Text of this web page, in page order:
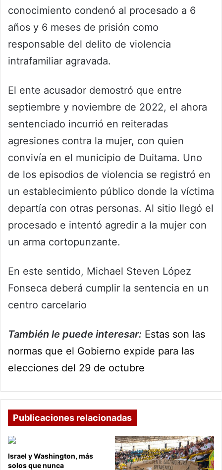
conocimiento condenó al procesado a 6
años y 6 meses de prisión como
responsable del delito de violencia
intrafamiliar agravada.
El ente acusador demostró que entre
septiembre y noviembre de 2022, el ahora
sentenciado incurrió en reiteradas
agresiones contra la mujer, con quien
convivía en el municipio de Duitama. Uno
de los episodios de violencia se registró en
un establecimiento público donde la víctima
departía con otras personas. Al sitio llegó el
procesado e intentó agredir a la mujer con
un arma cortopunzante.
En este sentido, Michael Steven López
Fonseca deberá cumplir la sentencia en un
centro carcelario
También le puede interesar: Estas son las
normas que el Gobierno expide para las
elecciones del 29 de octubre
Publicaciones relacionadas
Israel y Washington, más
solos que nunca